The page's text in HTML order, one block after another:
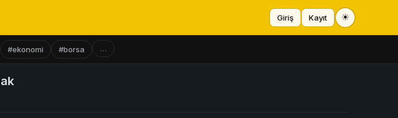
Giriş Kayıt ☀
#ekonomi #borsa ...